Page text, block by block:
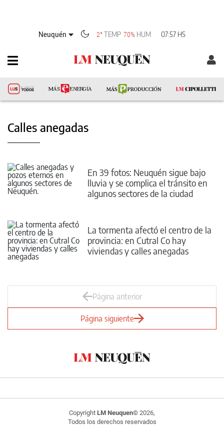
Neuquén 2° TEMP 70% HUM 07:57 HS
Calles anegadas
En 39 fotos: Neuquén sigue bajo
lluvia y se complica el tránsito en
algunos sectores de la ciudad
La tormenta afectó el centro de la
provincia: en Cutral Co hay
viviendas y calles anegadas
Página anterior
Página siguiente
Copyright LM Neuquen© 2026,
Todos los derechos reservados